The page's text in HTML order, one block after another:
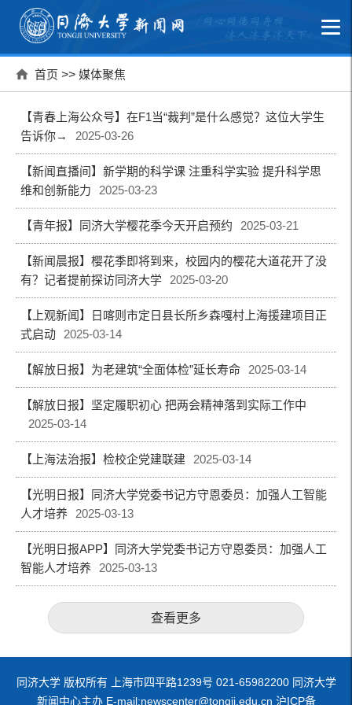
首页 >> 媒体聚焦
【青春上海公众号】在F1当“裁判”是什么感觉？这位大学生
告诉你→
2025-03-26
【新闻直播间】新学期的科学课 注重科学实验 提升科学思
维和创新能力
2025-03-23
【青年报】同济大学樱花季今天开启预约 2025-03-21
【新闻晨报】樱花季即将到来，校园内的樱花大道花开了没
有？记者提前探访同济大学
2025-03-20
【上观新闻】日喀则市定日县长所乡森嘎村上海援建项目正
式启动
2025-03-14
【解放日报】为老建筑“全面体检”延长寿命 2025-03-14
【解放日报】坚定履职初心 把两会精神落到实际工作中
2025-03-14
【上海法治报】检校企党建联建 2025-03-14
【光明日报】同济大学党委书记方守恩委员：加强人工智能
人才培养
2025-03-13
【光明日报APP】同济大学党委书记方守恩委员：加强人工
智能人才培养
2025-03-13
查看更多
同济大学 版权所有 上海市四平路1239号 021-65982200 同济大学
新闻中心主办 E-mail:newscenter@tongji.edu.cn 沪ICP备